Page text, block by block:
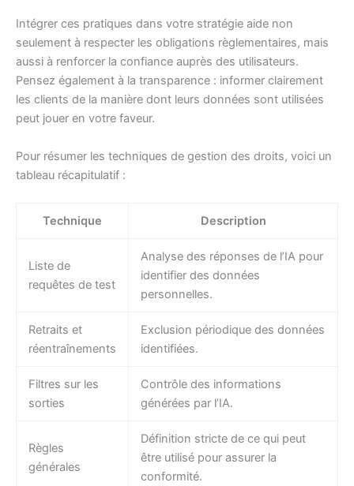
Intégrer ces pratiques dans votre stratégie aide non
seulement à respecter les obligations règlementaires, mais
aussi à renforcer la confiance auprès des utilisateurs.
Pensez également à la transparence : informer clairement
les clients de la manière dont leurs données sont utilisées
peut jouer en votre faveur.
Pour résumer les techniques de gestion des droits, voici un
tableau récapitulatif :
Technique Description
Liste de
requêtes de test
Analyse des réponses de l’IA pour
identifier des données
personnelles.
Retraits et
réentraînements
Exclusion périodique des données
identifiées.
Filtres sur les
sorties
Contrôle des informations
générées par l’IA.
Règles
générales
Définition stricte de ce qui peut
être utilisé pour assurer la
conformité.